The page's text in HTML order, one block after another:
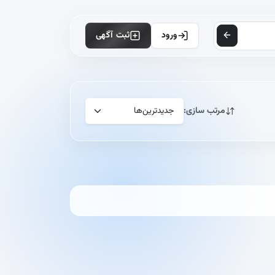
ورود ثبت آگهی
مرتب سازی: